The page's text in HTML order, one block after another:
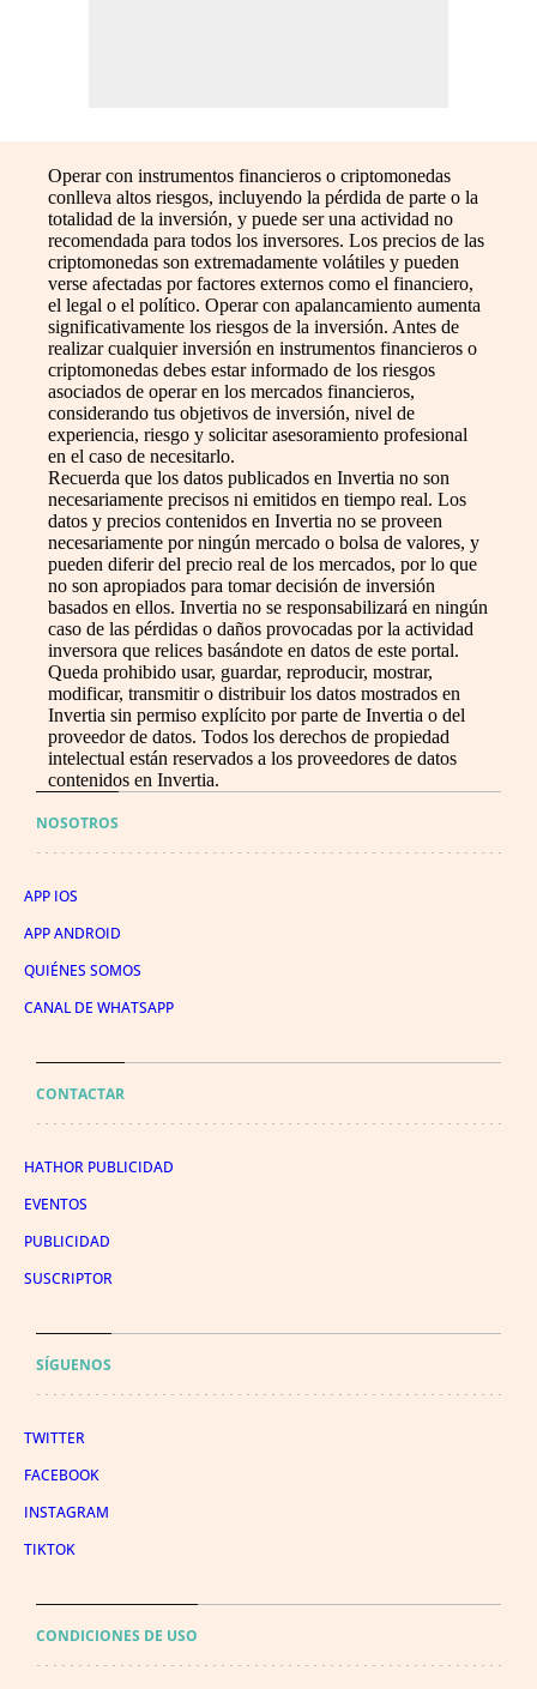
Operar con instrumentos financieros o criptomonedas
conlleva altos riesgos, incluyendo la pérdida de parte o la
totalidad de la inversión, y puede ser una actividad no
recomendada para todos los inversores. Los precios de las
criptomonedas son extremadamente volátiles y pueden
verse afectadas por factores externos como el financiero,
el legal o el político. Operar con apalancamiento aumenta
significativamente los riesgos de la inversión. Antes de
realizar cualquier inversión en instrumentos financieros o
criptomonedas debes estar informado de los riesgos
asociados de operar en los mercados financieros,
considerando tus objetivos de inversión, nivel de
experiencia, riesgo y solicitar asesoramiento profesional
en el caso de necesitarlo.
Recuerda que los datos publicados en Invertia no son
necesariamente precisos ni emitidos en tiempo real. Los
datos y precios contenidos en Invertia no se proveen
necesariamente por ningún mercado o bolsa de valores, y
pueden diferir del precio real de los mercados, por lo que
no son apropiados para tomar decisión de inversión
basados en ellos. Invertia no se responsabilizará en ningún
caso de las pérdidas o daños provocadas por la actividad
inversora que relices basándote en datos de este portal.
Queda prohibido usar, guardar, reproducir, mostrar,
modificar, transmitir o distribuir los datos mostrados en
Invertia sin permiso explícito por parte de Invertia o del
proveedor de datos. Todos los derechos de propiedad
intelectual están reservados a los proveedores de datos
contenidos en Invertia.
NOSOTROS
APP IOS
APP ANDROID
QUIÉNES SOMOS
CANAL DE WHATSAPP
CONTACTAR
HATHOR PUBLICIDAD
EVENTOS
PUBLICIDAD
SUSCRIPTOR
SÍGUENOS
TWITTER
FACEBOOK
INSTAGRAM
TIKTOK
CONDICIONES DE USO